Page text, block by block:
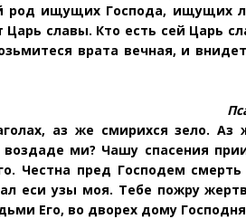
род ищущих Господа, ищущих
Царь славы. Кто есть сей Царь
врата вечная, и
аз же смирихся зело.
воздаде ми? Чашу спасения
Честна пред Господем
еси узы моя. Тебе пожру
Его, во дворех дому Гос